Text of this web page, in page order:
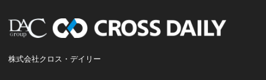
株式会社クロス・デイリー